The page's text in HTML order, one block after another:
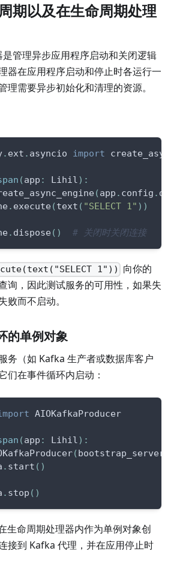
期以及在生命周期处理
管理异步应用程序启动和关闭逻辑
器在应用程序启动和停止时各运行一
理需要异步初始化和清理的资源。
. ext . asyncio import
(app : Lihil) :
(app . config .
. execute (text ( "SELECT 1" ) )
. dispose ( ) # 关闭时关闭连接
1"))
向你的
询，因此测试服务的可用性，如果失
败而不启动。
的单例对象
务（如 Kafka 生产者或数据库客户
们在事件循环内启动：
AIOKafkaProducer
(app : Lihil) :
( bootstrap_servers
. start ( )
. stop ( )
生命周期处理器内作为单例对象创
接到 Kafka 代理，并在应用停止时